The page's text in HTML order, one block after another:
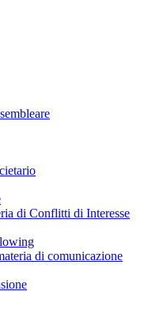
di Conflitti di Interesse
di comunicazione